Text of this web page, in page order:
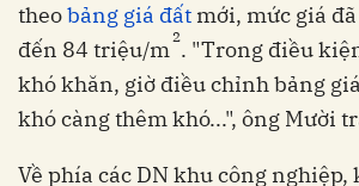
theobảng giá đất mới, mức giá
đến 84 triệu/m2. "Trong điều
khó khăn, giờ điều chỉnh bảng
khó càng thêm khó...", ông Mười
Về phía các DN khu công nghiệp,